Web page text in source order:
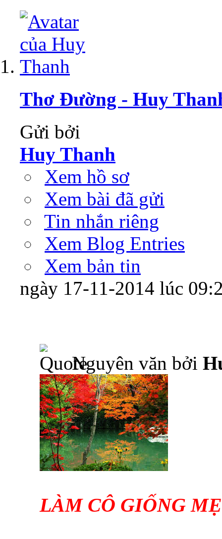
Thơ Đường - Huy
Gửi bởi
Huy Thanh
Xem hồ sơ
Xem bài đã gửi
Tin nhắn riêng
Xem Blog Entries
Xem bản tin
ngày 17-11-2014 lúc
Nguyên văn bởi
LÀM CÔ GIỐNG MẸ